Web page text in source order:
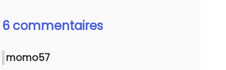
6 commentaires
momo57